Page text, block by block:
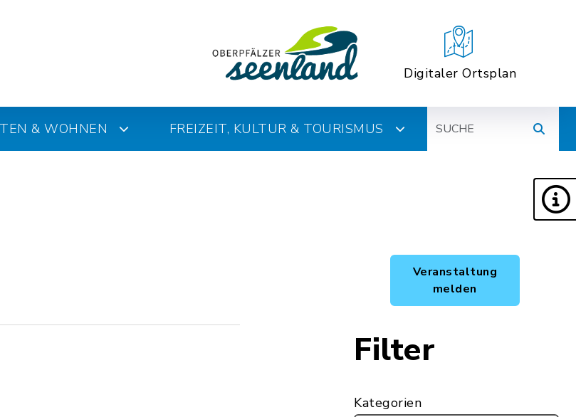
Digitaler Ortsplan
& WOHNEN FREIZEIT, KULTUR & TOURISMUS
Veranstaltung
melden
Filter
Kategorien